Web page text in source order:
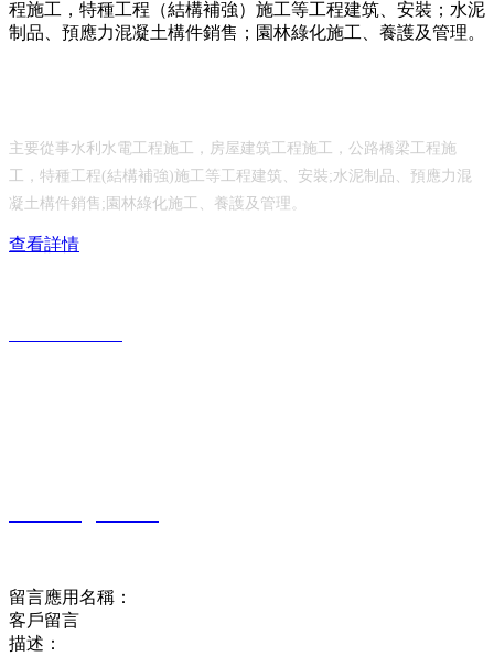
程施工，特種工程（結構補強）施工等工程建筑、安裝；水泥
制品、預應力混凝土構件銷售；園林綠化施工、養護及管理。
主要從事水利水電工程施工，房屋建筑工程施工，公路橋梁工程施
工，特種工程(結構補強)施工等工程建筑、安裝;水泥制品、預應力混
凝土構件銷售;園林綠化施工、養護及管理。
查看詳情
留言應用名稱：
客戶留言
描述：